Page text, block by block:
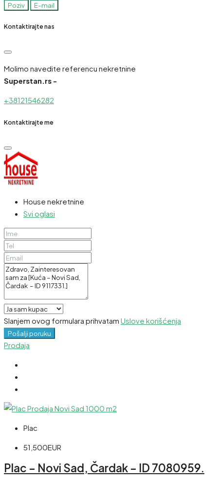
Poziv E-mail
Kontaktirajte nas
Molimo navedite referencu nekretnine
Superstan.rs -
+38121546282
Kontaktirajte me
House nekretnine
Svi oglasi
Slanjem ovog formulara prihvatam Uslove korišćenja
Pošalji poruku
Prodaja
Plac
51,500EUR
Plac – Novi Sad, Čardak – ID 7080959.